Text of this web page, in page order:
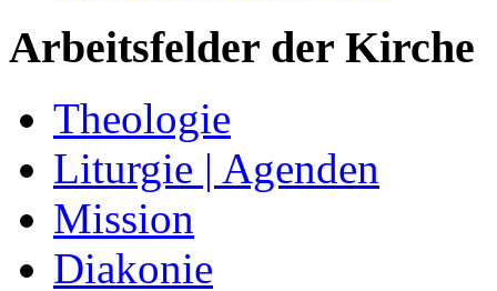
Arbeitsfelder der Kirche
Theologie
Liturgie | Agenden
Mission
Diakonie